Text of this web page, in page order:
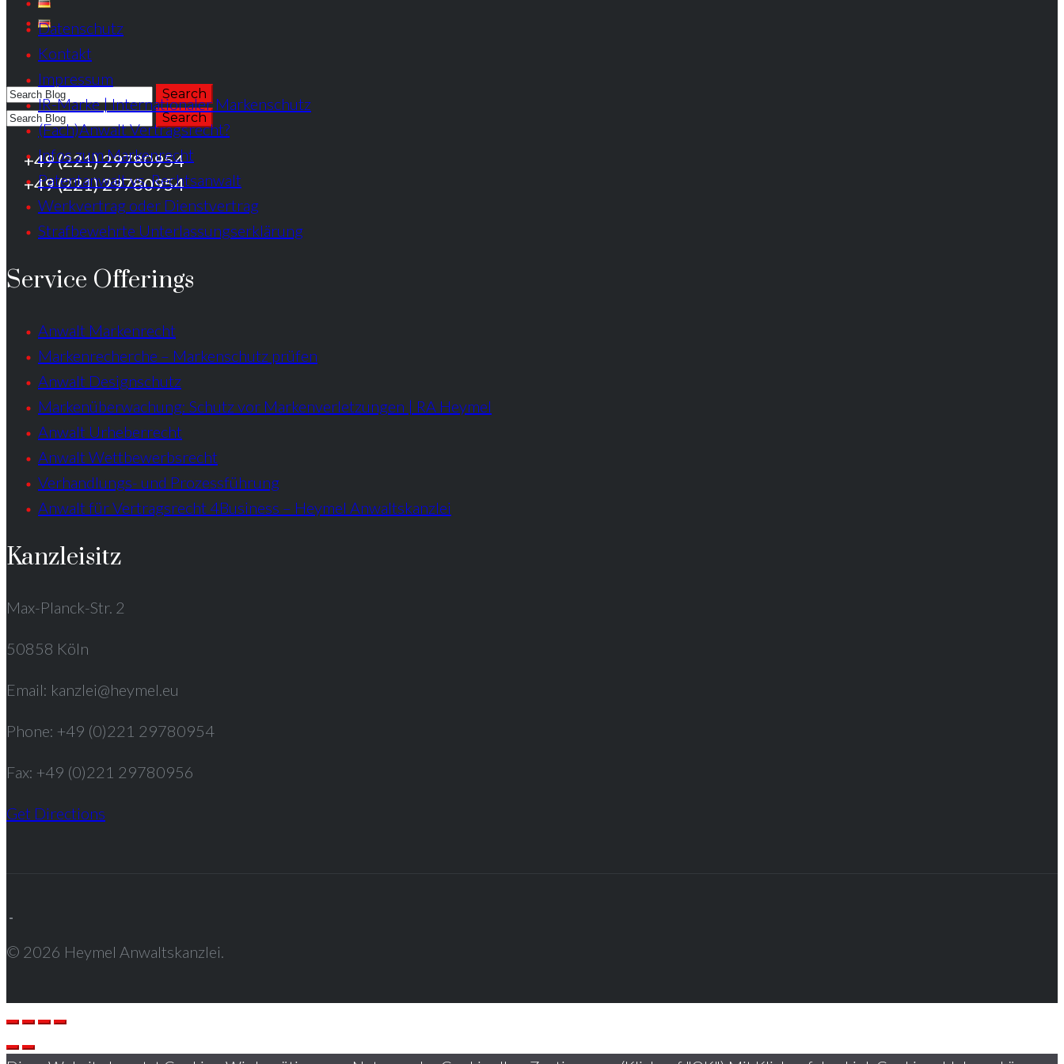
+49 (221) 29780954
+49 (221) 29780954
Datenschutz
Kontakt
Impressum
IR-Marke | Internationaler Markenschutz
(Fach)Anwalt Vertragsrecht?
Infos zum Markenrecht
Patentanwalt vs. Rechtsanwalt
Werkvertrag oder Dienstvertrag
Strafbewehrte Unterlassungserklärung
Service Offerings
Anwalt Markenrecht
Markenrecherche – Markenschutz prüfen
Anwalt Designschutz
Markenüberwachung: Schutz vor Markenverletzungen | RA Heymel
Anwalt Urheberrecht
Anwalt Wettbewerbsrecht
Verhandlungs- und Prozessführung
Anwalt für Vertragsrecht 4Business – Heymel Anwaltskanzlei
Kanzleisitz
Max-Planck-Str. 2
50858 Köln
Email: kanzlei@heymel.eu
Phone: +49 (0)221 29780954
Fax: +49 (0)221 29780956
Get Directions
© 2026 Heymel Anwaltskanzlei.